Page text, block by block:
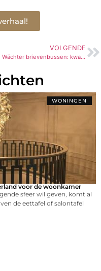
VOLGENDE
Burg Wächter brievenbussen: kwaliteit en veiligheid voor jouw post
WONINGEN
voor de woonkamer
sfeer wil geven, komt al
de eettafel of salontafel